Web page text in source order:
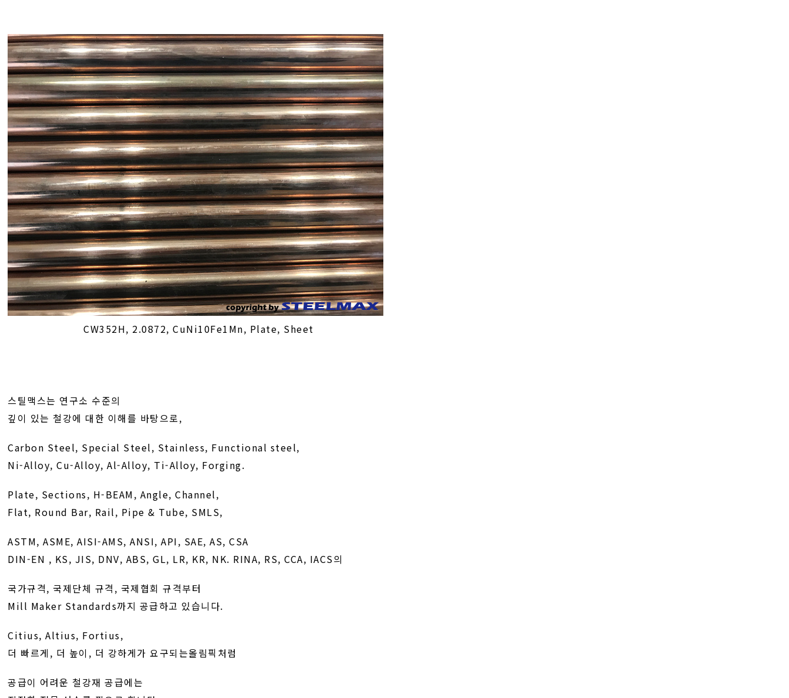
CW352H, 2.0872, CuNi10Fe1Mn, Plate, Sheet
스틸맥스는 연구소 수준의
깊이 있는 철강에 대한 이해를 바탕으로,
Carbon Steel, Special Steel, Stainless, Functional steel,
Ni-Alloy, Cu-Alloy, Al-Alloy, Ti-Alloy, Forging.
Plate, Sections, H-BEAM, Angle, Channel,
Flat, Round Bar, Rail, Pipe & Tube, SMLS,
ASTM, ASME, AISI-AMS, ANSI, API, SAE, AS, CSA
DIN-EN , KS, JIS, DNV, ABS, GL, LR, KR, NK. RINA, RS, CCA, IACS의
국가규격, 국제단체 규격, 국제협회 규격부터
Mill Maker Standards까지 공급하고 있습니다.
Citius, Altius, Fortius,
더 빠르게, 더 높이, 더 강하게가 요구되는올림픽처럼
공급이 어려운 철강재 공급에는